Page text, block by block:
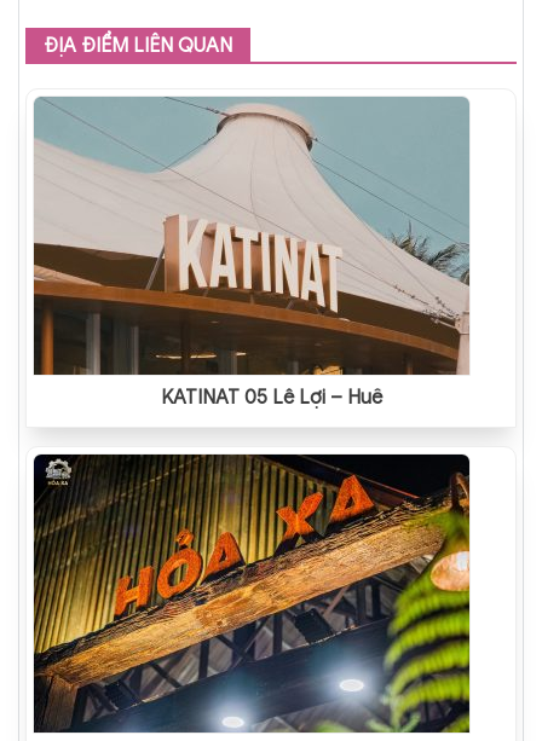
ĐỊA ĐIỂM LIÊN QUAN
KATINAT 05 Lê Lợi – Huế